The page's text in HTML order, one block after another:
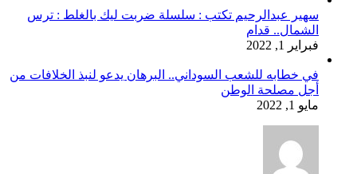
سهير عبدالرحيم تكتب : سلسلة ضربت ليك بالغلط : ترس
الشمال.. قدام
فبراير 1, 2022
في خطابه للشعب السوداني.. البرهان يدعو لنبذ الخلافات من
أجل مصلحة الوطن
مايو 1, 2022